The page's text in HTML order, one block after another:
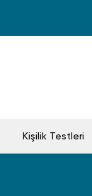
Kişilik Testleri